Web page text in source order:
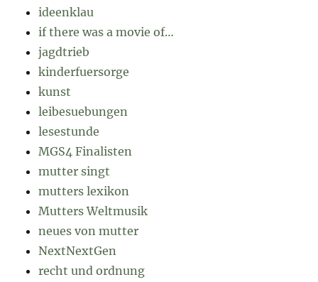
ideenklau
if there was a movie of…
jagdtrieb
kinderfuersorge
kunst
leibesuebungen
lesestunde
MGS4 Finalisten
mutter singt
mutters lexikon
Mutters Weltmusik
neues von mutter
NextNextGen
recht und ordnung